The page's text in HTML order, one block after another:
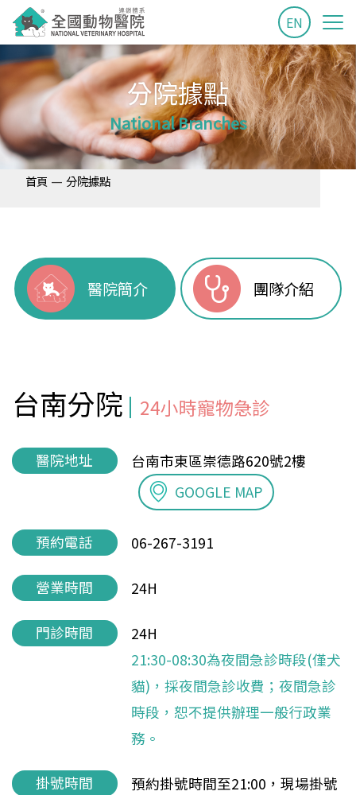
EN
分院據點
National Branches
首頁 — 分院據點
醫院簡介 團隊介紹
台南分院 24小時寵物急診
醫院地址
台南市東區崇德路620號2樓
GOOGLE MAP
預約電話 06-267-3191
營業時間 24H
門診時間
24H
21:30-08:30為夜間急診時段(僅犬
貓)，採夜間急診收費；夜間急診
時段，恕不提供辦理一般行政業
務。
掛號時間
預約掛號時間至21:00，現場掛號